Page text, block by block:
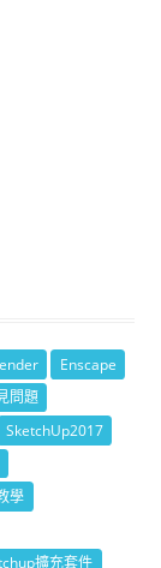
Enscape
問題
SketchUp2017
學
擴充套件